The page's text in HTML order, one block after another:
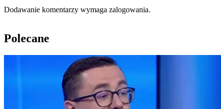
Dodawanie komentarzy wymaga zalogowania.
Polecane